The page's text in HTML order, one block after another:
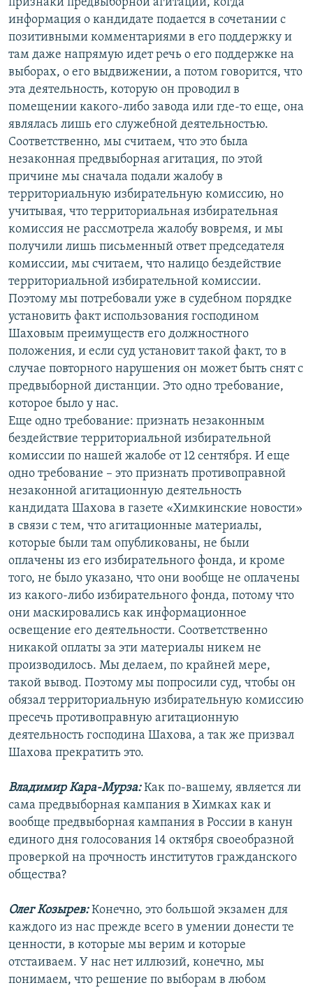
признаки предвыборной агитации, когда
информация о кандидате подается в сочетании с
позитивными комментариями в его поддержку и
там даже напрямую идет речь о его поддержке на
выборах, о его выдвижении, а потом говорится, что
эта деятельность, которую он проводил в
помещении какого-либо завода или где-то еще, она
являлась лишь его служебной деятельностью.
Соответственно, мы считаем, что это была
незаконная предвыборная агитация, по этой
причине мы сначала подали жалобу в
территориальную избирательную комиссию, но
учитывая, что территориальная избирательная
комиссия не рассмотрела жалобу вовремя, и мы
получили лишь письменный ответ председателя
комиссии, мы считаем, что налицо бездействие
территориальной избирательной комиссии.
Поэтому мы потребовали уже в судебном порядке
установить факт использования господином
Шаховым преимуществ его должностного
положения, и если суд установит такой факт, то в
случае повторного нарушения он может быть снят с
предвыборной дистанции. Это одно требование,
которое было у нас.
Еще одно требование: признать незаконным
бездействие территориальной избирательной
комиссии по нашей жалобе от 12 сентября. И еще
одно требование – это признать противоправной
незаконной агитационную деятельность
кандидата Шахова в газете «Химкинские новости»
в связи с тем, что агитационные материалы,
которые были там опубликованы, не были
оплачены из его избирательного фонда, и кроме
того, не было указано, что они вообще не оплачены
из какого-либо избирательного фонда, потому что
они маскировались как информационное
освещение его деятельности. Соответственно
никакой оплаты за эти материалы никем не
производилось. Мы делаем, по крайней мере,
такой вывод. Поэтому мы попросили суд, чтобы он
обязал территориальную избирательную комиссию
пресечь противоправную агитационную
деятельность господина Шахова, а так же призвал
Шахова прекратить это.
Владимир Кара-Мурза:Как по-вашему, является ли
сама предвыборная кампания в Химках как и
вообще предвыборная кампания в России в канун
единого дня голосования 14 октября своеобразной
проверкой на прочность институтов гражданского
общества?
Олег Козырев:Конечно, это большой экзамен для
каждого из нас прежде всего в умении донести те
ценности, в которые мы верим и которые
отстаиваем. У нас нет иллюзий, конечно, мы
понимаем, что решение по выборам в любом